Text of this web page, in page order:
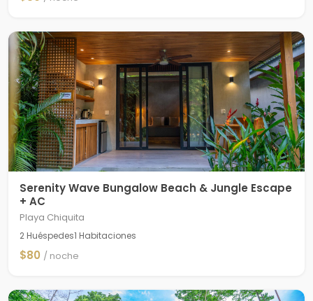
Serenity Wave Bungalow Beach & Jungle Escape
+ AC
Playa Chiquita
2 Huéspedes1 Habitaciones
$80 / noche